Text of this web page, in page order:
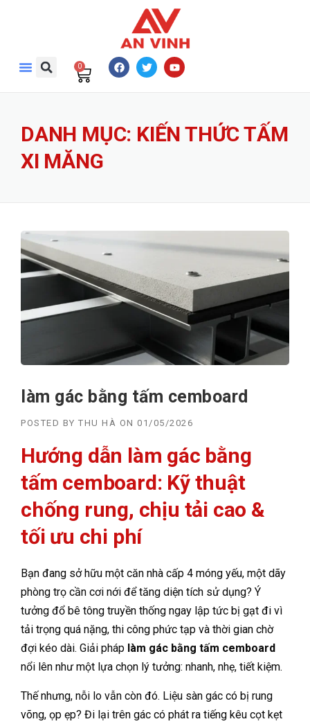
0
DANH MỤC: KIẾN THỨC TẤM
XI MĂNG
làm gác bằng tấm cemboard
POSTED BY THU HÀ ON 01/05/2026
Hướng dẫn làm gác bằng
tấm cemboard: Kỹ thuật
chống rung, chịu tải cao &
tối ưu chi phí
Bạn đang sở hữu một căn nhà cấp 4 móng yếu, một dãy
phòng trọ cần cơi nới để tăng diện tích sử dụng? Ý
tưởng đổ bê tông truyền thống ngay lập tức bị gạt đi vì
tải trọng quá nặng, thi công phức tạp và thời gian chờ
đợi kéo dài. Giải pháp làm gác bằng tấm cemboard
nổi lên như một lựa chọn lý tưởng: nhanh, nhẹ, tiết kiệm.
Thế nhưng, nỗi lo vẫn còn đó. Liệu sàn gác có bị rung
võng, ọp ẹp? Đi lại trên gác có phát ra tiếng kêu cọt kẹt